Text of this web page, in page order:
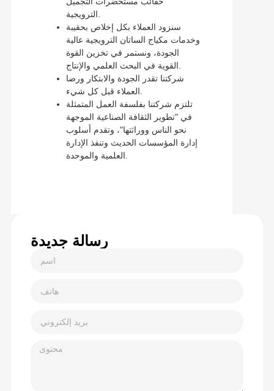
سنزود العملاء بكل إخلاص بحقيبة
وخدمات مكياج الساتان الترويجية عالية
الجودة، ونستمر في تخزين القوة
شركتنا تقدر الجودة والابتكار ورضا
تلتزم شركتنا بفلسفة العمل المتمثلة
في "تطوير الثقافة الصناعية الموجهة
نحو الناس ووراثتها"، وتقدم أسلوب
إدارة المؤسسات الحديث وتنفذ الإدارة
رسالة جديدة